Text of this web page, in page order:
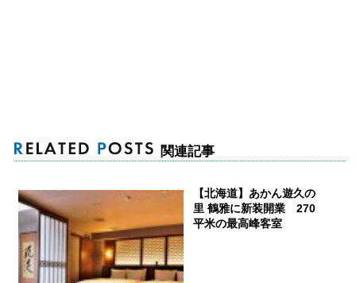
関連記事
【北海道】あかん遊久の
里 鶴雅に新装開業 270
平米の最高峰客室